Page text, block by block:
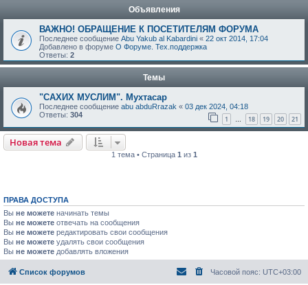
Объявления
ВАЖНО! ОБРАЩЕНИЕ К ПОСЕТИТЕЛЯМ ФОРУМА
Последнее сообщение Abu Yakub al Kabardini « 22 окт 2014, 17:04
Добавлено в форуме О Форуме. Тех.поддержка
Ответы: 2
Темы
"САХИХ МУСЛИМ". Мухтасар
Последнее сообщение abu abduRrazak « 03 дек 2024, 04:18
Ответы: 304 1 … 18 19 20 21
Новая тема
1 тема • Страница 1 из 1
ПРАВА ДОСТУПА
Вы не можете начинать темы
Вы не можете отвечать на сообщения
Вы не можете редактировать свои сообщения
Вы не можете удалять свои сообщения
Вы не можете добавлять вложения
Список форумов Часовой пояс: UTC+03:00